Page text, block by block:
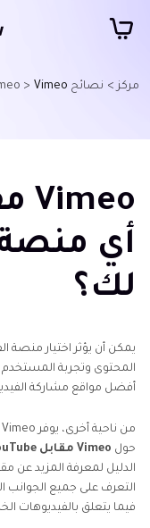
مركز > نصائح Vimeo > Vimeo مقابل YouTube: أي منصة هي الأنسب لك؟
أي
لك؟
يمكن أن يؤثر اختيار منصة
أفضل مواقع مشاركة
حول Vimeo مقابل YouTube
فيما يتعلق بالفيديوهات